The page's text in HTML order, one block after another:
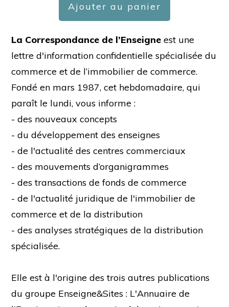
Ajouter au panier
La Correspondance de l’Enseigne est une
lettre d'information confidentielle spécialisée du
commerce et de l’immobilier de commerce.
Fondé en mars 1987, cet hebdomadaire, qui
paraît le lundi, vous informe :
- des nouveaux concepts
- du développement des enseignes
- de l'actualité des centres commerciaux
- des mouvements d’organigrammes
- des transactions de fonds de commerce
- de l'actualité juridique de l'immobilier de
commerce et de la distribution
- des analyses stratégiques de la distribution
spécialisée.
Elle est à l'origine des trois autres publications
du groupe Enseigne&Sites : L'Annuaire de